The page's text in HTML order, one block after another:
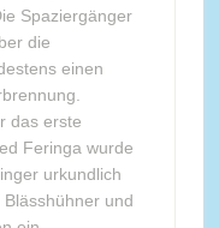
Spaziergänger
die
einen
das erste
Feringa wurde
urkundlich
und